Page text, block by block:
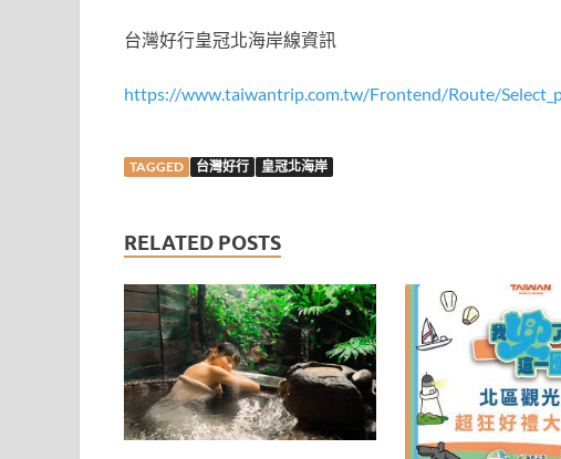
台灣好行皇冠北海岸線資訊
https://www.taiwantrip.com.tw/Frontend/Route/
TAGGED 台灣好行 皇冠北海岸
RELATED POSTS